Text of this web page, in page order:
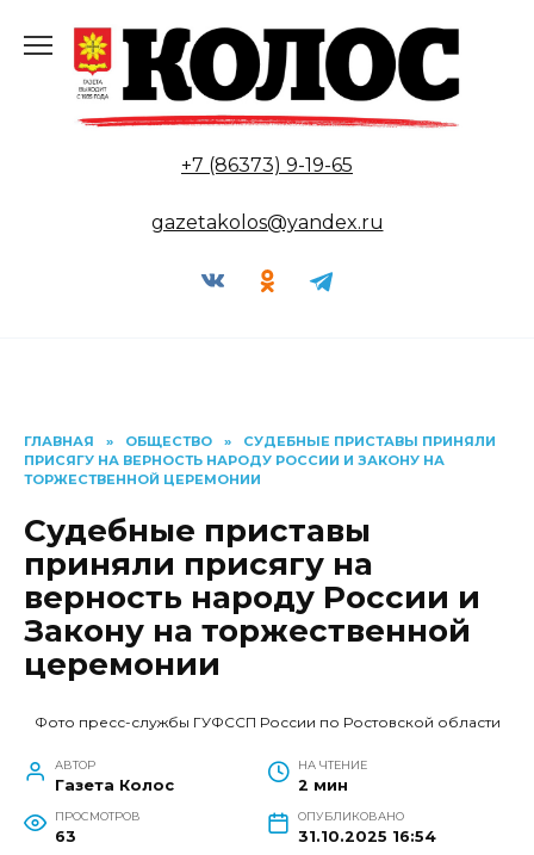
содержанию
+7 (86373) 9-19-65
gazetakolos@yandex.ru
ГЛАВНАЯ » ОБЩЕСТВО »
СУДЕБНЫЕ ПРИСТАВЫ ПРИНЯЛИ
ПРИСЯГУ НА ВЕРНОСТЬ НАРОДУ РОССИИ И ЗАКОНУ НА
ТОРЖЕСТВЕННОЙ ЦЕРЕМОНИИ
Судебные приставы
приняли присягу на
верность народу России и
Закону на торжественной
церемонии
Фото пресс-службы ГУФССП России по Ростовской области
АВТОР
Газета Колос
НА ЧТЕНИЕ
2 мин
ПРОСМОТРОВ
63
ОПУБЛИКОВАНО
31.10.2025 16:54